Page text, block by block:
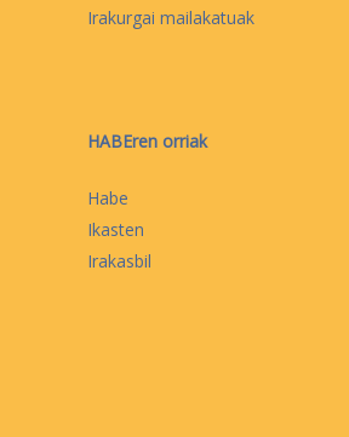
Irakurgai mailakatuak
HABEren orriak
Habe
Ikasten
Irakasbil